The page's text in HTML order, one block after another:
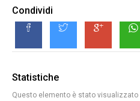
Condividi
Statistiche
Questo elemento è stato visualizzato